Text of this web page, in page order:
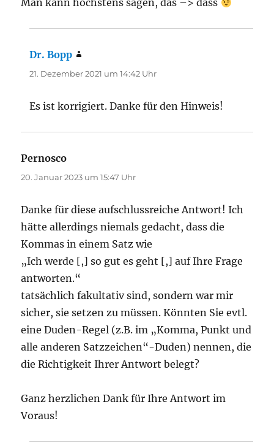
Man kann höchstens sagen, das –> dass
Dr. Bopp
21. Dezember 2021 um 14:42 Uhr
Es ist korrigiert. Danke für den Hinweis!
Pernosco
20. Januar 2023 um 15:47 Uhr
Danke für diese aufschlussreiche Antwort! Ich
hätte allerdings niemals gedacht, dass die
Kommas in einem Satz wie
„Ich werde [,] so gut es geht [,] auf Ihre Frage
antworten.“
tatsächlich fakultativ sind, sondern war mir
sicher, sie setzen zu müssen. Könnten Sie evtl.
eine Duden-Regel (z.B. im „Komma, Punkt und
alle anderen Satzzeichen“-Duden) nennen, die
die Richtigkeit Ihrer Antwort belegt?
Ganz herzlichen Dank für Ihre Antwort im
Voraus!